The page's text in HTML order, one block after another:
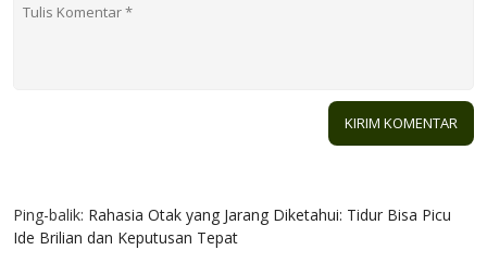
Ping-balik: Rahasia Otak yang Jarang Diketahui: Tidur Bisa Picu
Ide Brilian dan Keputusan Tepat